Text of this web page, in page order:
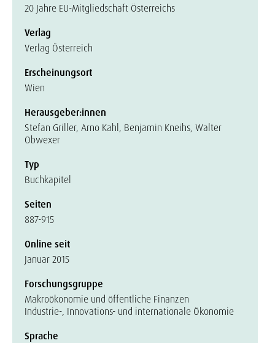
20 Jahre EU-Mitgliedschaft Österreichs
Verlag
Verlag Österreich
Erscheinungsort
Wien
Herausgeber:innen
Stefan Griller, Arno Kahl, Benjamin Kneihs, Walter
Obwexer
Typ
Buchkapitel
Seiten
887-915
Online seit
Januar 2015
Forschungsgruppe
Makroökonomie und öffentliche Finanzen
Industrie-, Innovations- und internationale Ökonomie
Sprache